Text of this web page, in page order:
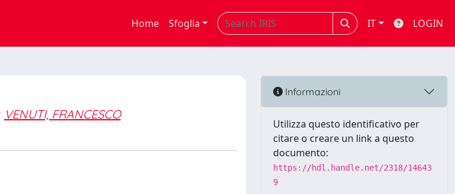
Home Sfoglia IT LOGIN
VENUTI, FRANCESCO
Informazioni
Utilizza questo identificativo per
citare o creare un link a questo
documento:
https://hdl.handle.net/2318/14643
9